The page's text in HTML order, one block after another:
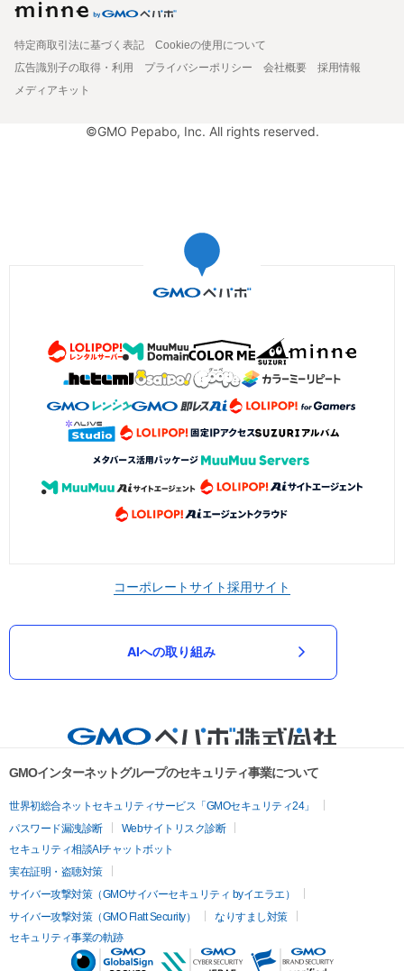
特定商取引法に基づく表記
Cookieの使用について
広告識別子の取得・利用
プライバシーポリシー 会社概要
採用情報
メディアキット
©GMO Pepabo, Inc. All rights reserved.
コーポレートサイト採用サイト
AIへの取り組み
GMOインターネットグループのセキュリティ事業について
世界初総合ネットセキュリティサービス「GMOセキュリティ24」
パスワード漏洩診断
Webサイトリスク診断
セキュリティ相談AIチャットボット
実在証明・盗聴対策
サイバー攻撃対策（GMOサイバーセキュリティ byイエラエ）
サイバー攻撃対策（GMO Flatt Security）
なりすまし対策
セキュリティ事業の軌跡